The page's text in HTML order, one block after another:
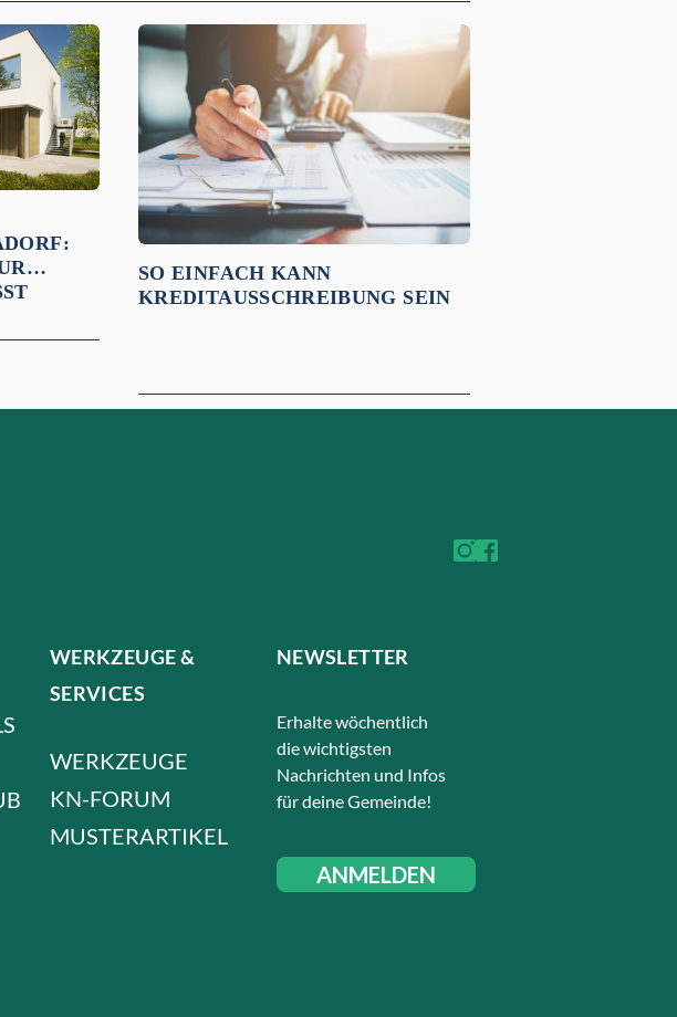
SO EINFACH KANN
KREDITAUSSCHREIBUNG SEIN
WERKZEUGE &
SERVICES
WERKZEUGE
KN-FORUM
MUSTERARTIKEL
NEWSLETTER
Erhalte wöchentlich
die wichtigsten
Nachrichten und Infos
für deine Gemeinde!
ANMELDEN